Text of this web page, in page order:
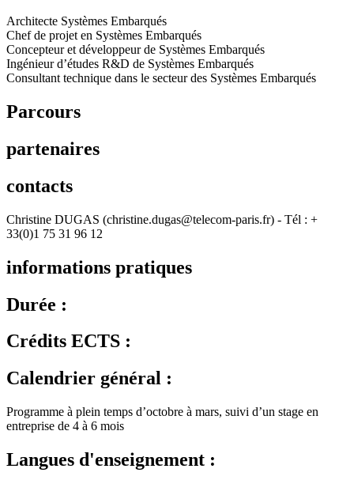
Architecte Systèmes Embarqués
Chef de projet en Systèmes Embarqués
Concepteur et développeur de Systèmes Embarqués
Ingénieur d’études R&D de Systèmes Embarqués
Consultant technique dans le secteur des Systèmes Embarqués
Parcours
partenaires
contacts
Christine DUGAS (christine.dugas@telecom-paris.fr) - Tél : +
33(0)1 75 31 96 12
informations pratiques
Durée :
Crédits ECTS :
Calendrier général :
Programme à plein temps d’octobre à mars, suivi d’un stage en
entreprise de 4 à 6 mois
Langues d'enseignement :